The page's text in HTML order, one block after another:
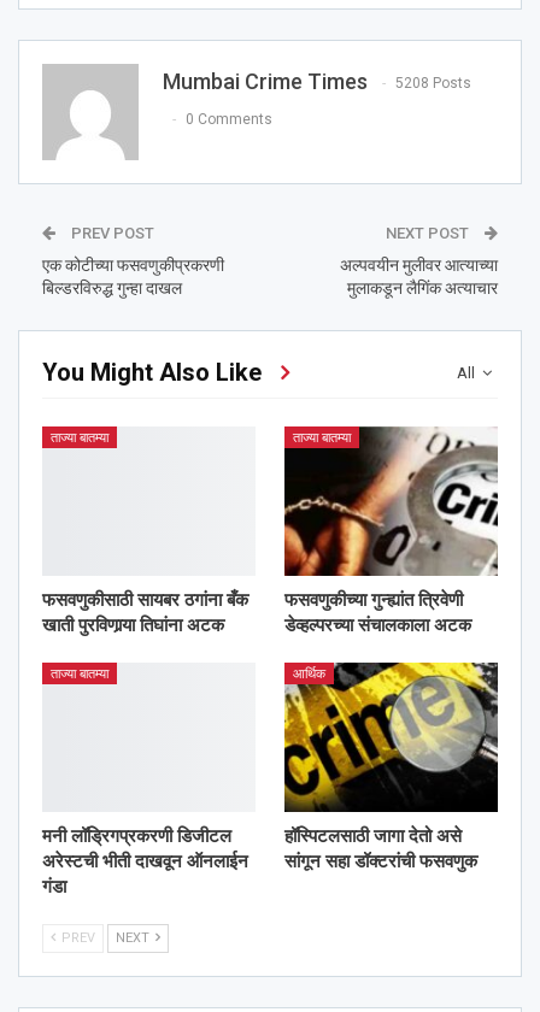
Mumbai Crime Times 5208 Posts
0 Comments
PREV POST
एक कोटीच्या फसवणुकीप्रकरणी
बिल्डरविरुद्ध गुन्हा दाखल
NEXT POST
अल्पवयीन मुलीवर आत्याच्या
मुलाकडून लैगिंक अत्याचार
All
You Might Also Like
ताज्या बातम्या
फसवणुकीसाठी सायबर ठगांना बँक
खाती पुरविणार्‍या तिघांना अटक
ताज्या बातम्या
फसवणुकीच्या गुन्ह्यांत त्रिवेणी
डेव्हल्परच्या संचालकाला अटक
ताज्या बातम्या
मनी लॉड्रिगप्रकरणी डिजीटल
अरेस्टची भीती दाखवून ऑनलाईन
गंडा
आर्थिक
हॉस्पिटलसाठी जागा देतो असे
सांगून सहा डॉक्टरांची फसवणुक
PREV NEXT